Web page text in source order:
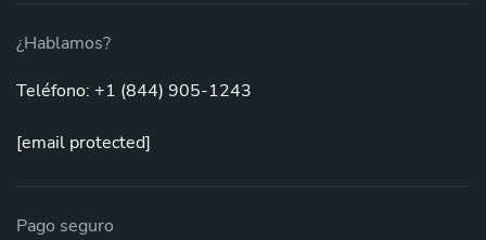
¿Hablamos?
Teléfono: +1 (844) 905-1243
[email protected]
Pago seguro